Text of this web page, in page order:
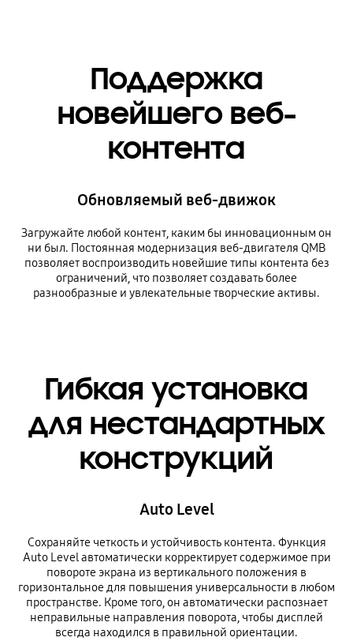
Поддержка
новейшего веб-
контента
Обновляемый веб-движок
Загружайте любой контент, каким бы инновационным он
ни был. Постоянная модернизация веб-двигателя QMB
позволяет воспроизводить новейшие типы контента без
ограничений, что позволяет создавать более
разнообразные и увлекательные творческие активы.
Гибкая установка
для нестандартных
конструкций
Auto Level
Сохраняйте четкость и устойчивость контента. Функция
Auto Level автоматически корректирует содержимое при
повороте экрана из вертикального положения в
горизонтальное для повышения универсальности в любом
пространстве. Кроме того, он автоматически распознает
неправильные направления поворота, чтобы дисплей
всегда находился в правильной ориентации.